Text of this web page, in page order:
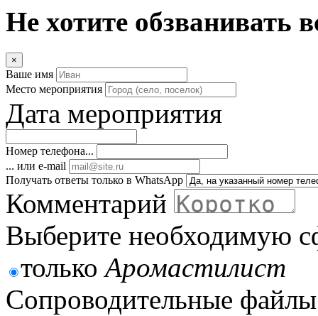
Не хотите обзванивать
×
Ваше имя
Место мероприятия
Дата мероприятия
Номер телефона...
... или e-mail
Получать ответы только в WhatsApp
Комментарий
Выберите необходимую
толькоАромастилист
Сопроводительные